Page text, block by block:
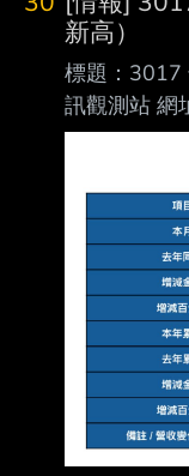
新高）
標題：3017
訊觀測站 網
https://
57.4% 月
是買點？ --